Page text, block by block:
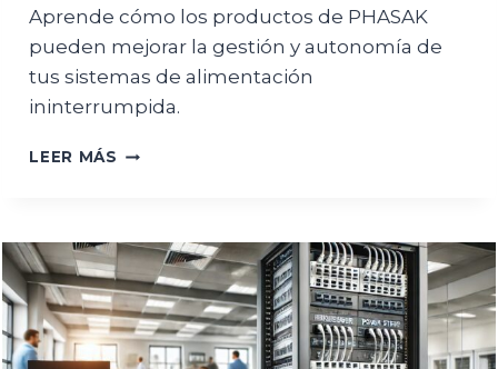
Aprende cómo los productos de PHASAK
pueden mejorar la gestión y autonomía de
tus sistemas de alimentación
ininterrumpida.
LEER MÁS ACCESORIOS
SNMP
BANCOS
DE
BATERÍAS